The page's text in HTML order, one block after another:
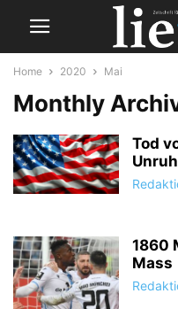
Home 2020 Mai
Monthly
Tod
1860
Mass